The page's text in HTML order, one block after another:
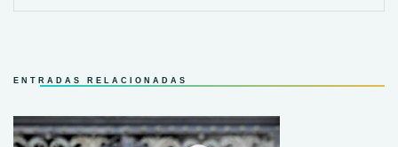
ENTRADAS RELACIONADAS